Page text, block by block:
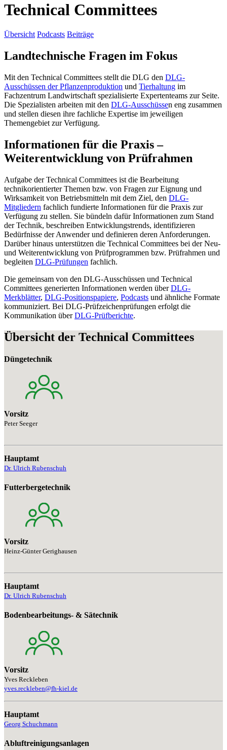
Technical Committees
Übersicht Podcasts Beiträge
Landtechnische Fragen im Fokus
Mit den Technical Committees stellt die DLG den DLG-
Ausschüssen der Pflanzenproduktion und Tierhaltung im
Fachzentrum Landwirtschaft spezialisierte Expertenteams zur Seite.
Die Spezialisten arbeiten mit den DLG-Ausschüssen eng zusammen
und stellen diesen ihre fachliche Expertise im jeweiligen
Themengebiet zur Verfügung.
Informationen für die Praxis–
Weiterentwicklung von Prüfrahmen
Aufgabe der Technical Committees ist die Bearbeitung
technikorientierter Themen bzw. von Fragen zur Eignung und
Wirksamkeit von Betriebsmitteln mit dem Ziel, den DLG-
Mitgliedern fachlich fundierte Informationen für die Praxis zur
Verfügung zu stellen. Sie bündeln dafür Informationen zum Stand
der Technik, beschreiben Entwicklungstrends, identifizieren
Bedürfnisse der Anwender und definieren deren Anforderungen.
Darüber hinaus unterstützen die Technical Committees bei der Neu-
und Weiterentwicklung von Prüfprogrammen bzw. Prüfrahmen und
begleiten DLG-Prüfungen fachlich.
Die gemeinsam von den DLG-Ausschüssen und Technical
Committees generierten Informationen werden überDLG-
Merkblätter, DLG-Positionspapiere, Podcasts und ähnliche Formate
kommuniziert. Bei DLG-Prüfzeichenprüfungen erfolgt die
Kommunikation überDLG-Prüfberichte.
Übersicht der Technical Committees
Düngetechnik
Vorsitz
Peter Seeger
Hauptamt
Dr. Ulrich Rubenschuh
Futterbergetechnik
Vorsitz
Heinz-Günter Gerighausen
Hauptamt
Dr. Ulrich Rubenschuh
Bodenbearbeitungs- & Sätechnik
Vorsitz
Yves Reckleben
yves.reckleben@fh-kiel.de
Hauptamt
Georg Schuchmann
Abluftreinigungsanlagen